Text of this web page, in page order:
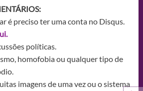
é preciso ter uma conta no Disqus.
políticas.
homofobia ou qualquer tipo de
imagens de uma vez ou o sistema